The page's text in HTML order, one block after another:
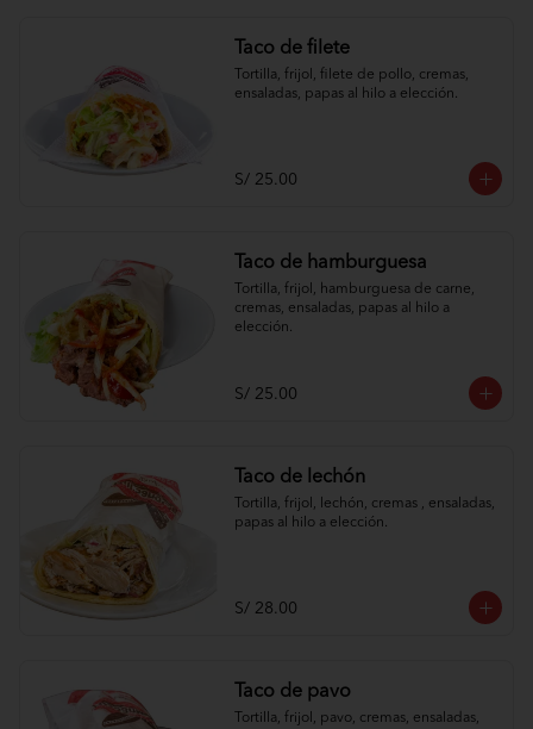
Taco de filete
Tortilla, frijol, filete de pollo, cremas,
ensaladas, papas al hilo a elección.
S/ 25.00
Taco de hamburguesa
Tortilla, frijol, hamburguesa de carne,
cremas, ensaladas, papas al hilo a
elección.
S/ 25.00
Taco de lechón
Tortilla, frijol, lechón, cremas , ensaladas,
papas al hilo a elección.
S/ 28.00
Taco de pavo
Tortilla, frijol, pavo, cremas, ensaladas,